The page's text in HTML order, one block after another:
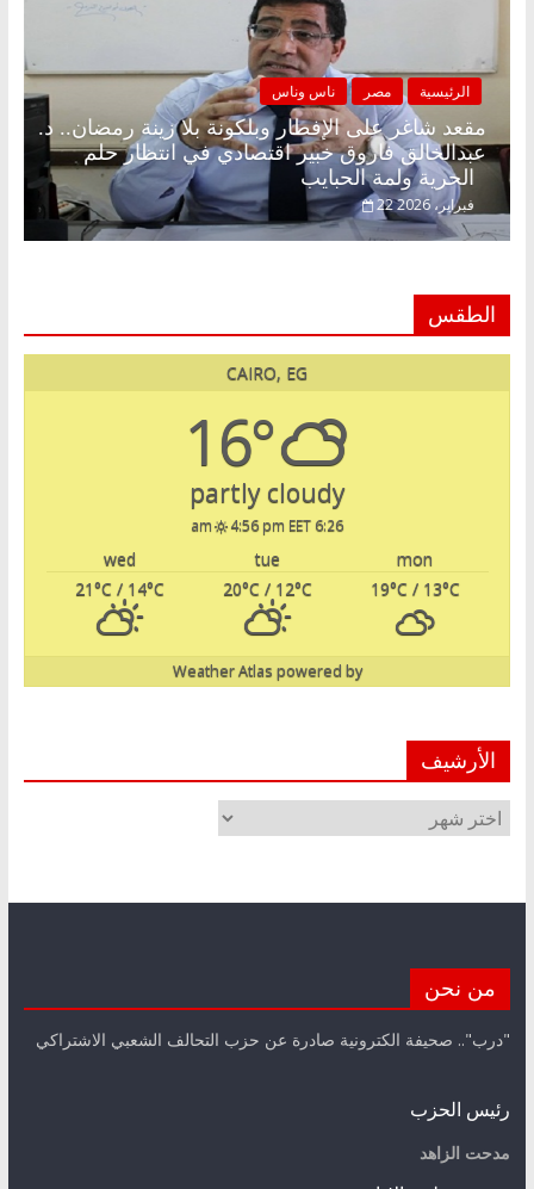
الرئيسية مصر ناس وناس
مقعد شاغر على الإفطار وبلكونة بلا زينة رمضان.. د.
عبدالخالق فاروق خبير اقتصادي في انتظار حلم
22 فبراير، 2026
الطقس
CAIRO, EG
16°
partly cloudy
6:26 am
4:56 pm EET
mon
tue
wed
19°C / 13°C
20°C / 12°C
21°C / 14°C
powered by
Weather Atlas
الأرشيف
الأرشيف
من نحن
"درب".. صحيفة الكترونية صادرة عن حزب التحالف الشعبي الاشتراكي
رئيس الحزب
مدحت الزاهد